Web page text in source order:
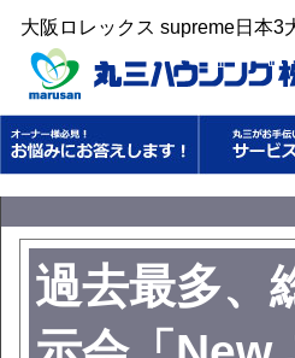
大阪ロレックス supreme日本3
過去最多、